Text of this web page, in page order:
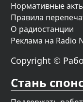
Нормативные
Правила
О радиостанции
Реклама на Radio
Copyright ©
Стань